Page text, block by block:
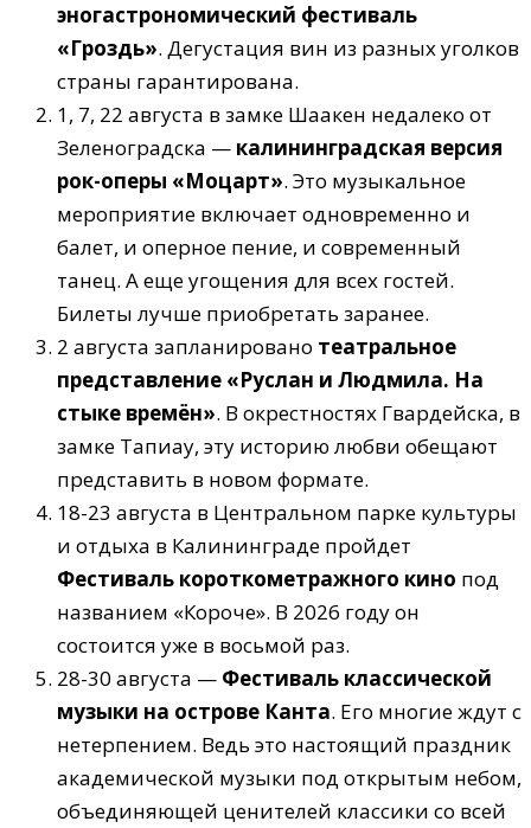
эногастрономический фестиваль
«Гроздь». Дегустация вин из разных уголков
страны гарантирована.
1, 7, 22 августа в замке Шаакен недалеко от
Зеленоградска — калининградская версия
рок-оперы «Моцарт». Это музыкальное
мероприятие включает одновременно и
балет, и оперное пение, и современный
танец. А еще угощения для всех гостей.
Билеты лучше приобретать заранее.
2 августа запланировано театральное
представление «Руслан и Людмила. На
стыке времён». В окрестностях Гвардейска, в
замке Тапиау, эту историю любви обещают
представить в новом формате.
18-23 августа в Центральном парке культуры
и отдыха в Калининграде пройдет
Фестиваль короткометражного кино под
названием «Короче». В 2026 году он
состоится уже в восьмой раз.
28-30 августа — Фестиваль классической
музыки на острове Канта. Его многие ждут с
нетерпением. Ведь это настоящий праздник
академической музыки под открытым небом,
объединяющей ценителей классики со всей